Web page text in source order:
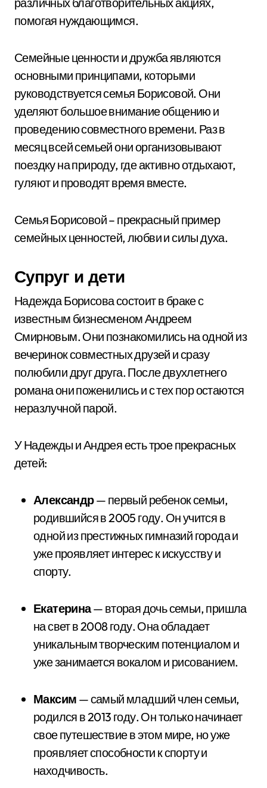
помогая нуждающимся.
Семейные ценности и дружба являются
основными принципами, которыми
руководствуется семья Борисовой. Они
уделяют большое внимание общению и
проведению совместного времени. Раз в
месяц всей семьей они организовывают
поездку на природу, где активно отдыхают,
гуляют и проводят время вместе.
Семья Борисовой – прекрасный пример
семейных ценностей, любви и силы духа.
Супруг и дети
Надежда Борисова состоит в браке с
известным бизнесменом Андреем
Смирновым. Они познакомились на одной из
вечеринок совместных друзей и сразу
полюбили друг друга. После двухлетнего
романа они поженились и с тех пор остаются
неразлучной парой.
У Надежды и Андрея есть трое прекрасных
детей:
Александр— первый ребенок семьи,
родившийся в 2005 году. Он учится в
одной из престижных гимназий города и
уже проявляет интерес к искусству и
спорту.
Екатерина— вторая дочь семьи, пришла
на свет в 2008 году. Она обладает
уникальным творческим потенциалом и
уже занимается вокалом и рисованием.
Максим — самый младший член семьи,
родился в 2013 году. Он только начинает
свое путешествие в этом мире, но уже
проявляет способности к спорту и
находчивость.